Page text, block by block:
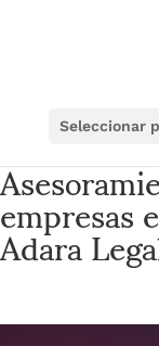
Seleccionar
empresas
Adara